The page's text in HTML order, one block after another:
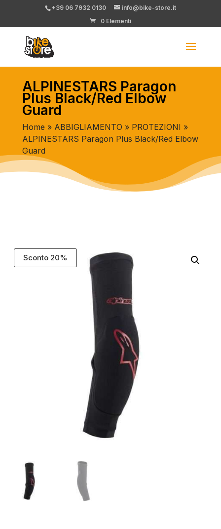
+39 06 7932 0130
info@bike-store.it
0 Elementi
ALPINESTARS Paragon
Plus Black/Red Elbow
Guard
Home » ABBIGLIAMENTO » PROTEZIONI »
ALPINESTARS Paragon Plus Black/Red Elbow
Guard
Sconto 20%